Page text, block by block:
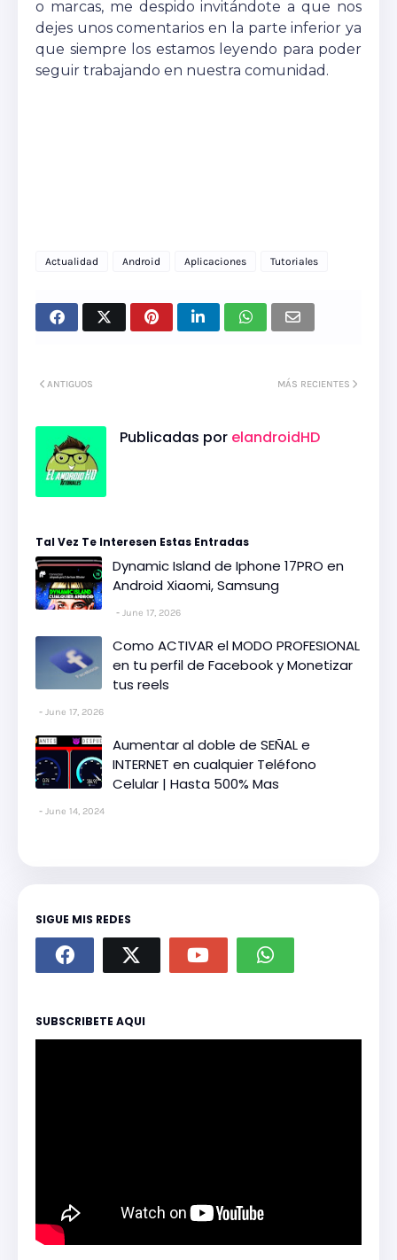
o marcas, me despido invitándote a que nos
dejes unos comentarios en la parte inferior ya
que siempre los estamos leyendo para poder
seguir trabajando en nuestra comunidad.
Actualidad Android Aplicaciones Tutoriales
MÁS RECIENTES
ANTIGUOS
Publicadas por elandroidHD
Tal Vez Te Interesen Estas Entradas
Dynamic Island de Iphone 17PRO en
Android Xiaomi, Samsung
June 17, 2026
Como ACTIVAR el MODO PROFESIONAL
en tu perfil de Facebook y Monetizar
tus reels
June 17, 2026
Aumentar al doble de SEÑAL e
INTERNET en cualquier Teléfono
Celular | Hasta 500% Mas
June 14, 2024
SIGUE MIS REDES
SUBSCRIBETE AQUI